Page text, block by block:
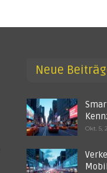
Neue
Okt. 5,